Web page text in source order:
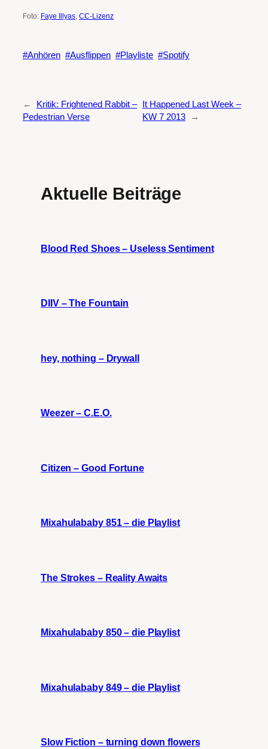
Foto: Faye Illyas, CC-Lizenz
Anhören Ausflippen Playliste Spotify
←
Kritik: Frightened Rabbit –
Pedestrian Verse
It Happened Last Week –
KW 7 2013
→
Aktuelle Beiträge
Blood Red Shoes – Useless Sentiment
DIIV – The Fountain
hey, nothing – Drywall
Weezer – C.E.O.
Citizen – Good Fortune
Mixahulababy 851 – die Playlist
The Strokes – Reality Awaits
Mixahulababy 850 – die Playlist
Mixahulababy 849 – die Playlist
Slow Fiction – turning down flowers